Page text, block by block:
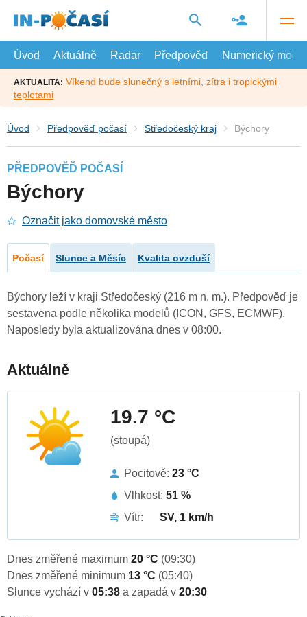
hlavní
Úvod
Aktuálně Radar Předpověď Numerický model
AKTUALITA: Víkend bude slunečný s letními, zítra i tropickými
teplotami
Úvod Předpověď počasí Středočeský kraj Býchory
PŘEDPOVĚĎ POČASÍ
Býchory
Označit jako domovské město
Počasí Slunce a Měsíc Kvalita ovzduší
Býchory leží v kraji Středočeský (216 m n. m.). Předpověď je
sestavena podle několika modelů (ICON, GFS, ECMWF).
Naposledy byla aktualizována dnes v 08:00.
Aktuálně
19.7 °C
(stoupá)
Pocitově: 23 °C
Vlhkost: 51 %
Vítr:
SV, 1 km/h
Dnes změřené maximum 20 °C (09:30)
Dnes změřené minimum 13 °C (05:40)
Slunce vychází v 05:38 a zapadá v 20:30